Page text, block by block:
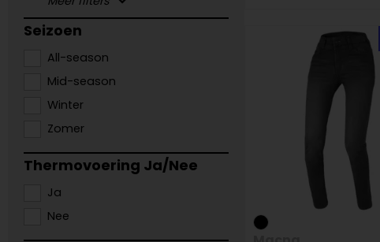
Seizoen
All-season
Mid-season
Winter
Zomer
Thermovoering Ja/Nee
Ja
Nee